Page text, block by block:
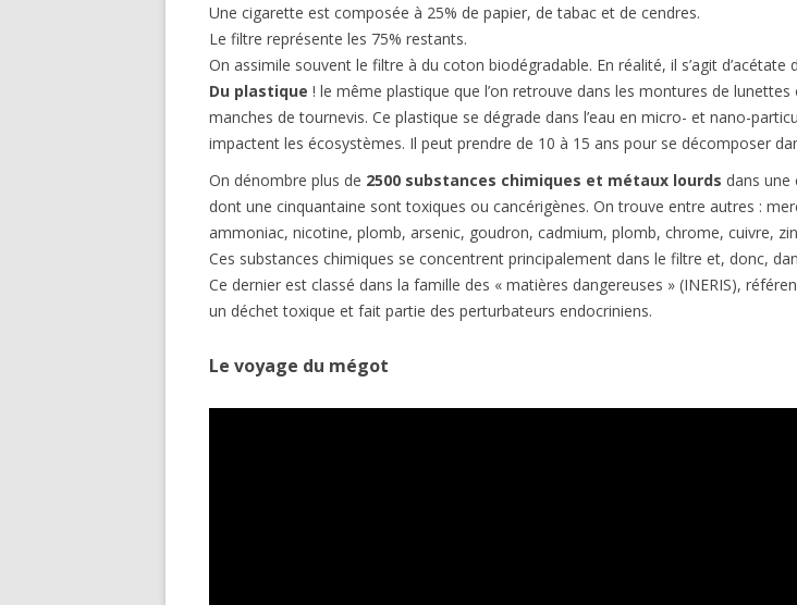
Une cigarette est composée à 25% de papier, de tabac et de cendres.
Le filtre représente les 75% restants.
On assimile souvent le filtre à du coton biodégradable. En réalité, il s’agit d’acétate
Du plastique ! le même plastique que l’on retrouve dans les montures de lunettes
manches de tournevis. Ce plastique se dégrade dans l’eau en micro- et nano-
impactent les écosystèmes. Il peut prendre de 10 à 15 ans pour se décomposer
On dénombre plus de 2500 substances chimiques et métaux lourds dans une
dont une cinquantaine sont toxiques ou cancérigènes. On trouve entre autres :
ammoniac, nicotine, plomb, arsenic, goudron, cadmium, plomb, chrome, cuivre,
Ces substances chimiques se concentrent principalement dans le filtre et, donc,
Ce dernier est classé dans la famille des « matières dangereuses » (INERIS),
un déchet toxique et fait partie des perturbateurs endocriniens.
Le voyage du mégot